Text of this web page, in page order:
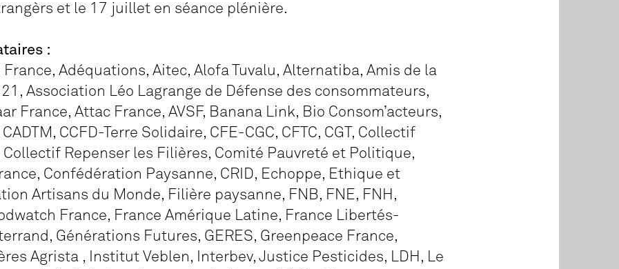
et le 17 juillet en séance plénière.
:
Adéquations, Aitec, Alofa Tuvalu, Alternatiba, Amis de la
21, Association Léo Lagrange de Défense des consommateurs,
France, Attac France, AVSF, Banana Link, Bio Consom’acteurs,
CCFD-Terre Solidaire, CFE-CGC, CFTC, CGT, Collectif
Repenser les Filières, Comité Pauvreté et Politique,
Confédération Paysanne, CRID, Echoppe, Ethique et
Artisans du Monde, Filière paysanne, FNB, FNE, FNH,
France, France Amérique Latine, France Libertés-
Générations Futures, GERES, Greenpeace France,
Agrista , Institut Veblen, Interbev, Justice Pesticides, LDH, Le